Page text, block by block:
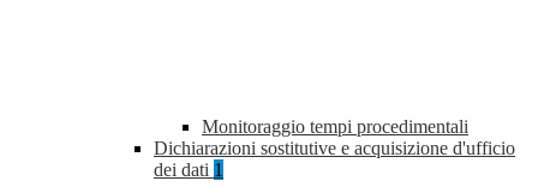
Monitoraggio tempi procedimentali
Dichiarazioni sostitutive e acquisizione d'ufficio
dei dati 1